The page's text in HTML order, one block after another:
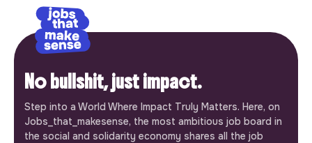
No bullshit, just impact.
Step into a World Where Impact Truly Matters. Here, on
Jobs_that_makesense, the most ambitious job board in
the social and solidarity economy shares all the job